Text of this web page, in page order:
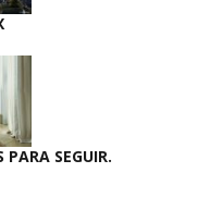
PARA SEGUIR.